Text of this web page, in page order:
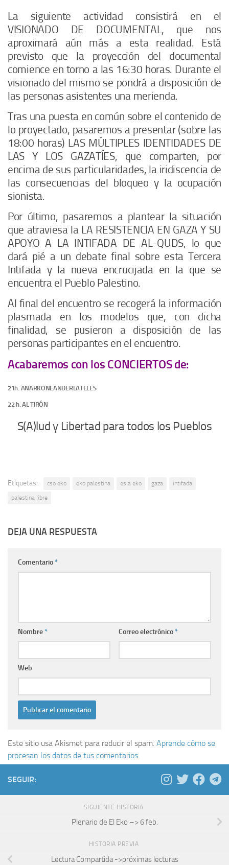
La siguiente actividad consistirá en el
VISIONADO DE DOCUMENTAL , que nos
aproximará aún más a esta realidad. Está
previsto que la proyección del documental
comience en torno a las 16:30 horas. Durante el
visionado del mismo se pondrá a disposición de
las personas asistentes una merienda.
Tras una puesta en común sobre el contenido de
lo proyectado, pasaremos a presentar (sobre las
18:00 horas) LAS MÚLTIPLES IDENTIDADES DE
LAS Y LOS GAZATÍES, que comparten, por
encima de sus particularidades, la iridiscencia de
las consecuencias del bloqueo y la ocupación
sionista.
Por último, pasaremos a plantear la situación
que atraviesa la LA RESISTENCIA EN GAZA Y SU
APOYO A LA INTIFADA DE AL-QUDS, lo que
dará pié a un debate final sobre esta Tercera
Intifada y la nueva encrucijada en la que se
encuentra el Pueblo Palestino.
Al final del encuentro se recogerá la información
plasmada en los modelos que, con dicha
finalidad, se pusieron a disposición de las
personas participantes en el encuentro.
Acabaremos con los CONCIERTOS de:
21h. ANARKONEANDERLATELES
22 h. AL TIRÓN
S(A)lud y Libertad para todos los Pueblos
Etiquetas: cso eko eko palestina esla eko gaza
intifada
palestina libre
DEJA UNA RESPUESTA
Comentario*
Nombre* Correo electrónico*
Web
Este sitio usa Akismet para reducir el spam. Aprende cómo se
procesan los datos de tus comentarios.
SEGUIR:
SIGUIENTE HISTORIA
Plenario de El Eko –> 6 feb.
HISTORIA PREVIA
Lectura Compartida ->próximas lecturas